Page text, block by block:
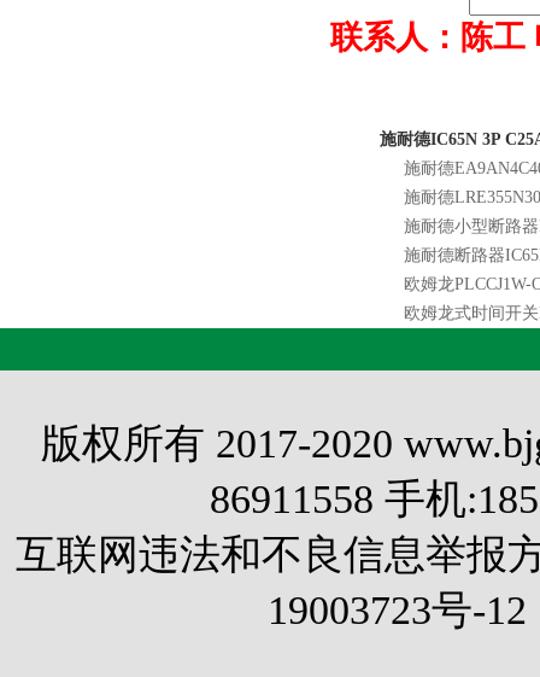
联系人：陈工
施耐德IC65N 3P
施耐德
施耐德
施耐德小型断路
施耐德断路器
欧姆龙PLCCJ1W-
欧姆龙式时间开
版权所有 2017-2020
86911558 手机
互联网违法和不良信息举报
19003723号-12